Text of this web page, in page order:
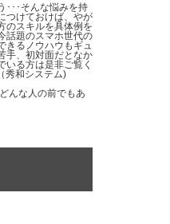
･･･そんな悩みを持
つけておけば、やが
のスキルを具体例を
話題のスマホ世代の
きるノウハウもギュ
手、初対面だとなか
いる方は是非ご覧く
秀和システム)
んな人の前でもあ